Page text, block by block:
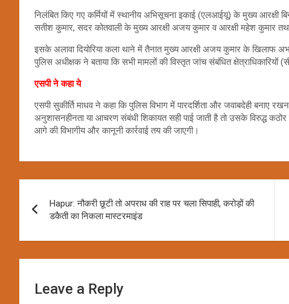
निलंबित किए गए कर्मियों में स्थानीय अभिसूचना इकाई (एलआईयू) के मुख्य आरक्षी
सतीश कुमार, सदर कोतवाली के मुख्य आरक्षी अजय कुमार व आरक्षी महेश कुमार
इसके अलावा दियोरिया कला थाने में तैनात मुख्य आरक्षी अजय कुमार के खिलाफ
पुलिस अधीक्षक ने बताया कि सभी मामलों की विस्तृत जांच संबंधित
एसपी ने कहा ये
एसपी सुकीर्ति माधव ने कहा कि पुलिस विभाग में पारदर्शिता और जवाबदेही बनाए
अनुशासनहीनता या आचरण संबंधी शिकायत सही पाई जाती है तो उसके विरुद्ध कठोर
आगे की विभागीय और कानूनी कार्रवाई तय की जाएगी।
navigation
Hapur: नौकरी छूटी तो अपराध की राह पर चला सिपाही, करोड़ों की
डकैती का निकला मास्टरमाइंड
Leave a Reply